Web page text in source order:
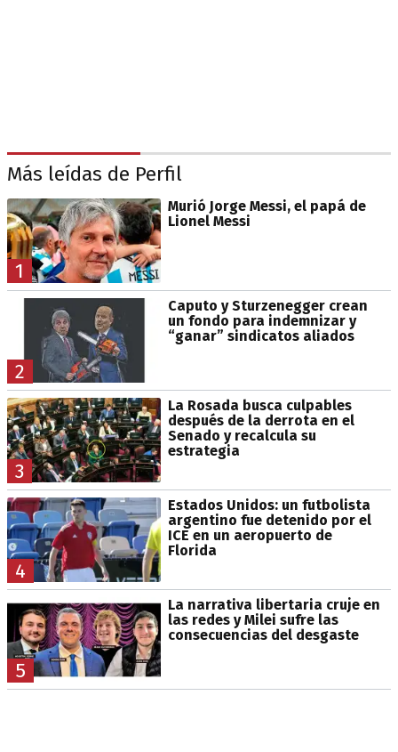
Más leídas de Perfil
1
Murió Jorge Messi, el papá de
Lionel Messi
2
Caputo y Sturzenegger crean
un fondo para indemnizar y
“ganar” sindicatos aliados
3
La Rosada busca culpables
después de la derrota en el
Senado y recalcula su
estrategia
4
Estados Unidos: un futbolista
argentino fue detenido por el
ICE en un aeropuerto de
Florida
5
La narrativa libertaria cruje en
las redes y Milei sufre las
consecuencias del desgaste